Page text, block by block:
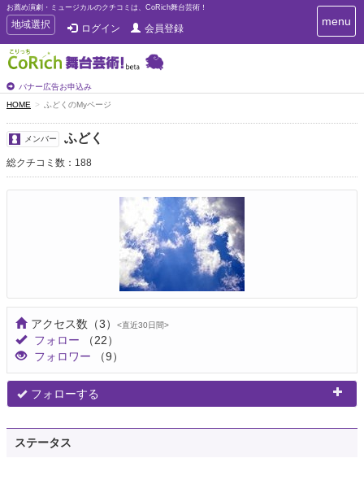
お薦め演劇・ミュージカルのクチコミは、CoRich舞台芸術！
T
o
g
g
e
n
a
v
i
g
a
t
地域選択 ログイン 会員登録
バナー広告お申込み
T
o
menu
HOME ふどくのMyページ
メンバー ふどく
総クチコミ数：188
アクセス数 （3） <直近30日間>
フォロー
（22）
フォロワー
（9）
フォローする
ステータス